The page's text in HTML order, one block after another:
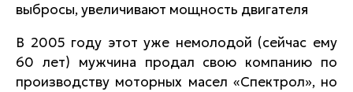
выбросы, увеличивают мощность двигателя
В 2005 году этот уже немолодой (сейчас ему
60 лет) мужчина продал свою компанию по
производству моторных масел «Спектрол», но